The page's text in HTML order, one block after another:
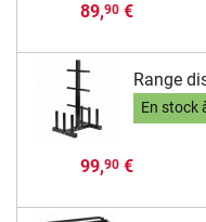
89,90€
Range
En stock
99,90€